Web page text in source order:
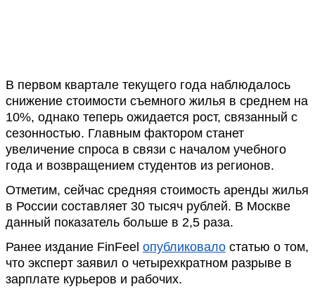
В первом квартале текущего года наблюдалось
снижение стоимости съемного жилья в среднем на
10%, однако теперь ожидается рост, связанный с
сезонностью. Главным фактором станет
увеличение спроса в связи с началом учебного
года и возвращением студентов из регионов.
Отметим, сейчас средняя стоимость аренды жилья
в России составляет 30 тысяч рублей. В Москве
данный показатель больше в 2,5 раза.
Ранее издание FinFeel опубликовало статью о том,
что эксперт заявил о четырехкратном разрыве в
зарплате курьеров и рабочих.